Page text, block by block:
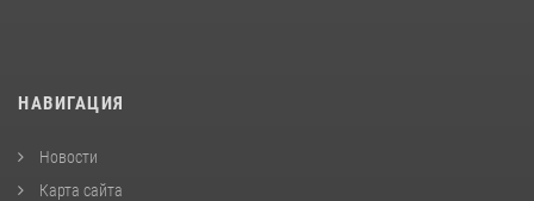
НАВИГАЦИЯ
Новости
Карта сайта